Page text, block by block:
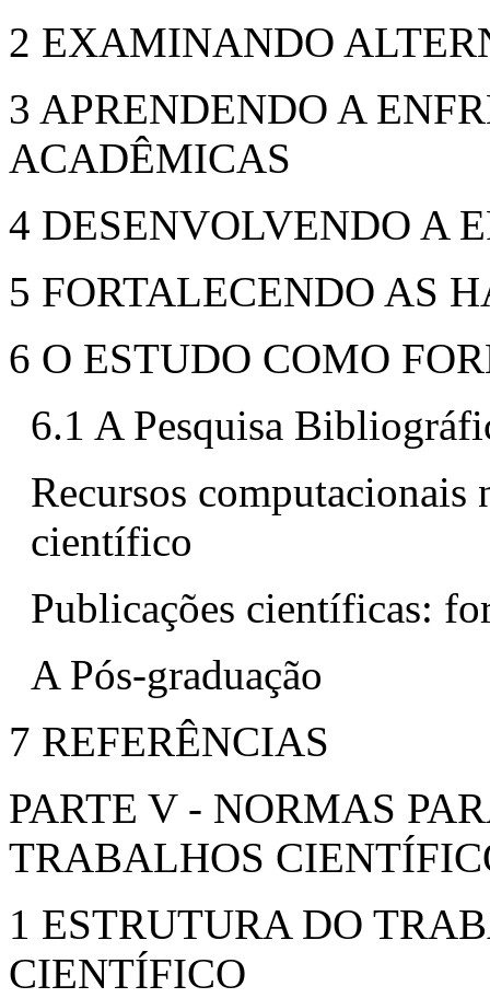
2 EXAMINANDO
3 APRENDENDO A
ACADÊMICAS
4 DESENVOLVENDO A
5 FORTALECENDO AS
6 O ESTUDO COMO
6.1 A Pesquisa
Recursos computacionais
científico
Publicações científicas:
A Pós-graduação
7 REFERÊNCIAS
PARTE V - NORMAS
TRABALHOS
1 ESTRUTURA DO
CIENTÍFICO